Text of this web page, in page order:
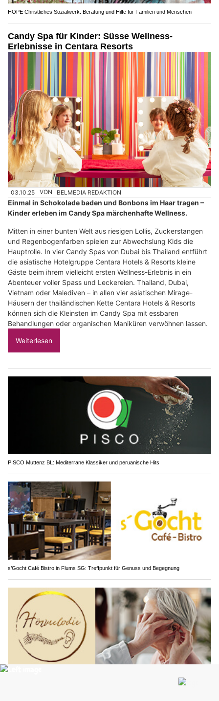
HOPE Christliches Sozialwerk: Beratung und Hilfe für Familien und Menschen
Candy Spa für Kinder: Süsse Wellness-
Erlebnisse in Centara Resorts
03.10.25 VON BELMEDIA REDAKTION
Einmal in Schokolade baden und Bonbons im Haar tragen –
Kinder erleben im Candy Spa märchenhafte Wellness.
Mitten in einer bunten Welt aus riesigen Lollis, Zuckerstangen
und Regenbogenfarben spielen zur Abwechslung Kids die
Hauptrolle. In vier Candy Spas von Dubai bis Thailand entführt
die asiatische Hotelgruppe Centara Hotels & Resorts kleine
Gäste beim ihrem vielleicht ersten Wellness-Erlebnis in ein
Abenteuer voller Spass und Leckereien. Thailand, Dubai,
Vietnam oder Malediven – in allen vier asiatischen Mirage-
Häusern der thailändischen Kette Centara Hotels & Resorts
können sich die Kleinsten im Candy Spa mit essbaren
Behandlungen oder organischen Maniküren verwöhnen lassen.
Weiterlesen
PISCO Muttenz BL: Mediterrane Klassiker und peruanische Hits
s’Gocht Café Bistro in Flums SG: Treffpunkt für Genuss und Begegnung